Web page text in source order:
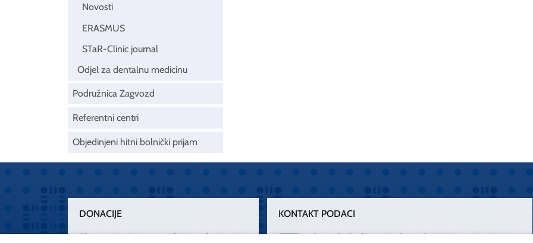
Novosti
ERASMUS
STaR-Clinic journal
Odjel za dentalnu medicinu
Podružnica Zagvozd
Referentni centri
Objedinjeni hitni bolnički prijam
DONACIJE
Plemenitim činom nesebičnog darivanja
KONTAKT PODACI
Centrala Firule Centrala Križine